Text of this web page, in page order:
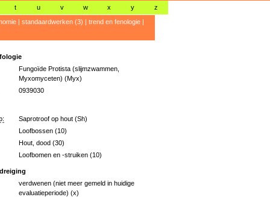
t u v w x y z
| standaardwerken (3) | trend en fenologie|
Fungoïde Protista (slijmzwammen,
Myxomyceten) (Myx)
0939030
Saprotroof op hout (Sh)
Loofbossen (10)
Hout, dood (30)
Loofbomen en -struiken (10)
verdwenen (niet meer gemeld in huidige
evaluatieperiode) (x)